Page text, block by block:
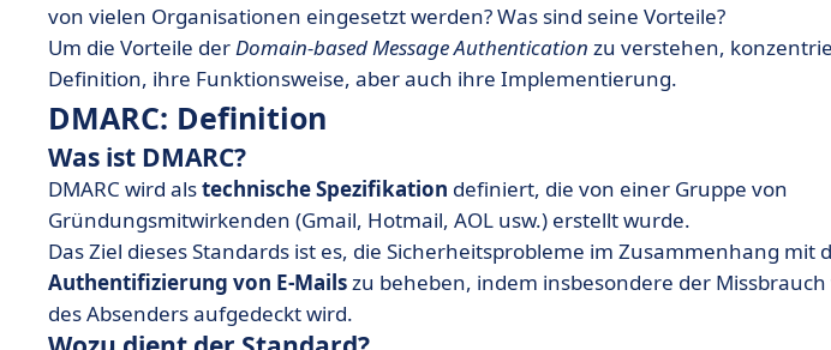
von vielen Organisationen eingesetzt werden? Was sind seine Vorteile?
Um die Vorteile derDomain-based Message Authentication zu verstehen,
Definition, ihre Funktionsweise, aber auch ihre Implementierung.
DMARC: Definition
Was ist DMARC?
DMARC wird alstechnischeSpezifikation definiert, die von einer Gruppe von
Gründungsmitwirkenden (Gmail, Hotmail, AOL usw.) erstellt wurde.
Das Ziel dieses Standards ist es, die Sicherheitsprobleme im Zusammenhang mit
Authentifizierung von E-Mailszu beheben, indem insbesondere der Missbrauch
des Absenders aufgedeckt wird.